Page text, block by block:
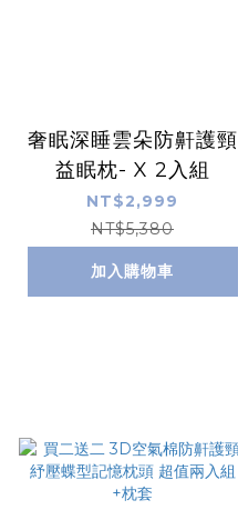
奢眠深睡雲朵防鼾護頸
益眠枕- X 2入組
NT$2,999
NT$5,380
加入購物車